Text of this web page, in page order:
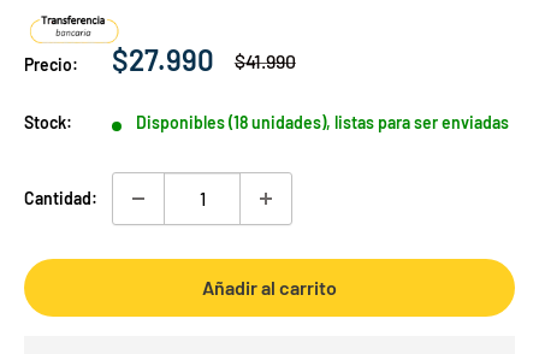
Precio:
Precio
venta
$27.990
Precio
$41.990
Stock: Disponibles (18 unidades), listas para ser enviadas
Cantidad:
Añadir al carrito